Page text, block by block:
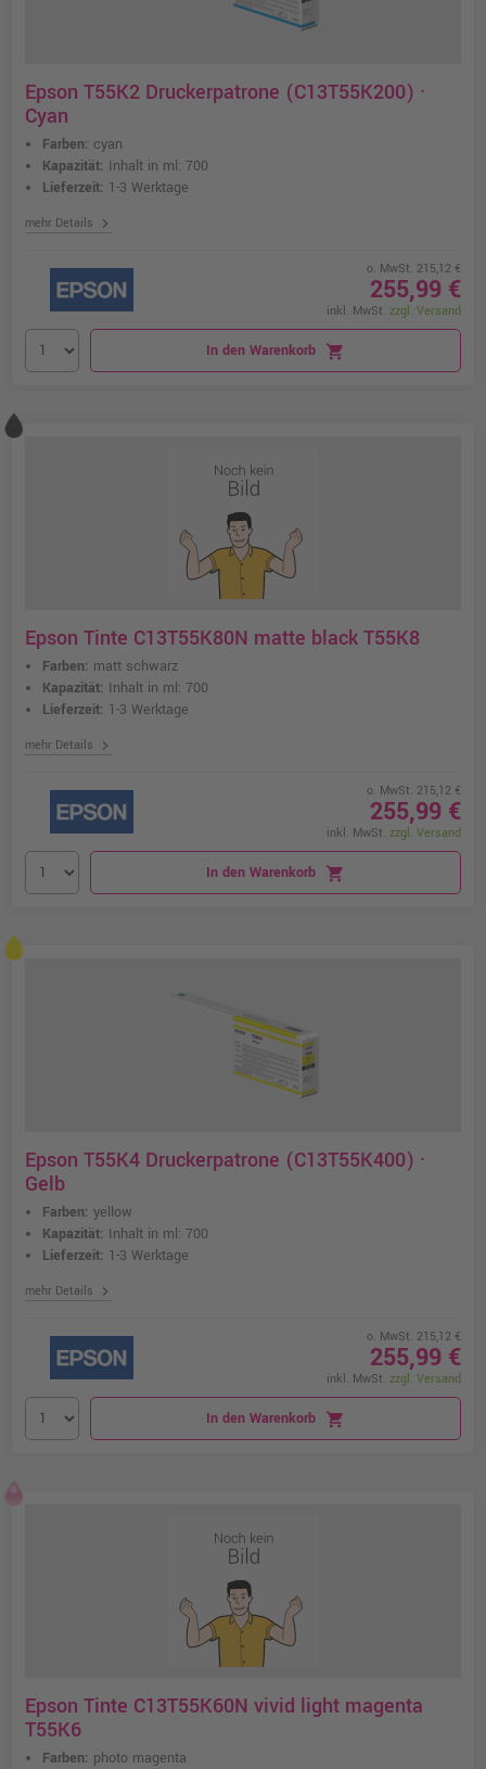
Epson T55K2 Druckerpatrone (C13T55K200) ·
Cyan
Farben: cyan
Kapazität: Inhalt in ml: 700
Lieferzeit: 1-3 Werktage
mehr Details chevron_right
o. MwSt. 215,12 €
255,99 €
inkl. MwSt. zzgl. Versand
In den Warenkorb shopping_cart
Epson Tinte C13T55K80N matte black T55K8
Farben: matt schwarz
Kapazität: Inhalt in ml: 700
Lieferzeit: 1-3 Werktage
mehr Details chevron_right
o. MwSt. 215,12 €
255,99 €
inkl. MwSt. zzgl. Versand
In den Warenkorb shopping_cart
Epson T55K4 Druckerpatrone (C13T55K400) ·
Gelb
Farben: yellow
Kapazität: Inhalt in ml: 700
Lieferzeit: 1-3 Werktage
mehr Details chevron_right
o. MwSt. 215,12 €
255,99 €
inkl. MwSt. zzgl. Versand
In den Warenkorb shopping_cart
Epson Tinte C13T55K60N vivid light magenta
T55K6
Farben: photo magenta